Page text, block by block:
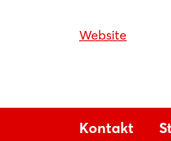
Website
Kontakt